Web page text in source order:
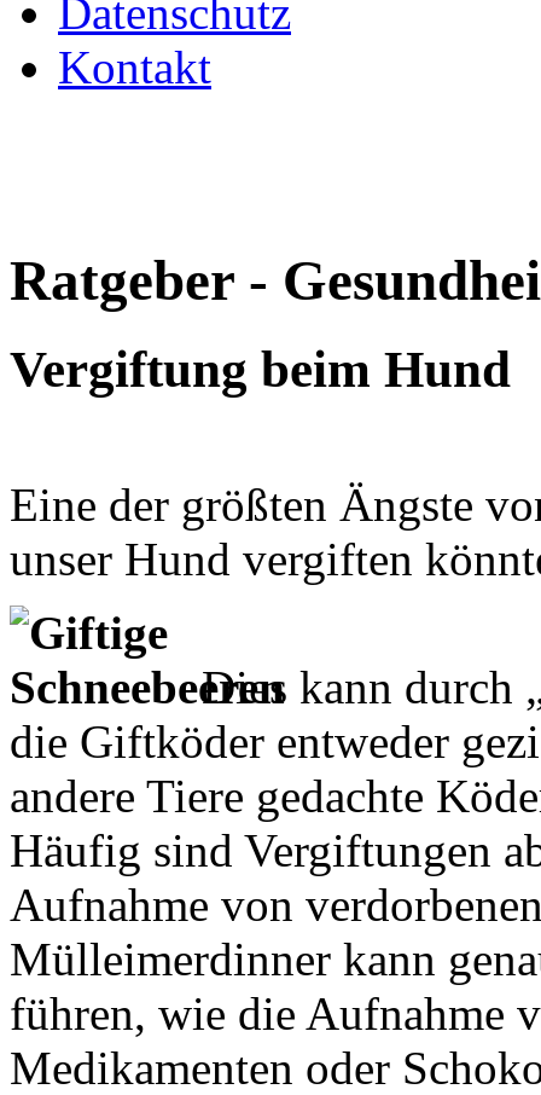
Datenschutz
Kontakt
Ratgeber -
Vergiftung beim Hund
Eine der größten Ängste
unser Hund vergiften
Dies kann durch
die Giftköder entweder
andere Tiere gedachte
Häufig sind Vergiftungen
Aufnahme von
Mülleimerdinner kann
führen, wie die Aufnahme
Medikamenten oder